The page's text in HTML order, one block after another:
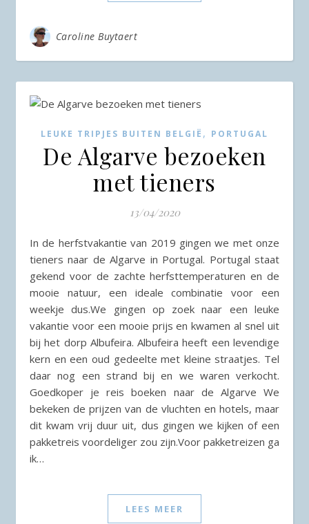
Caroline Buytaert
LEUKE TRIPJES BUITEN BELGIË , PORTUGAL
De Algarve bezoeken
met tieners
13/04/2020
In de herfstvakantie van 2019 gingen we met onze
tieners naar de Algarve in Portugal. Portugal staat
gekend voor de zachte herfsttemperaturen en de
mooie natuur, een ideale combinatie voor een
weekje dus.We gingen op zoek naar een leuke
vakantie voor een mooie prijs en kwamen al snel uit
bij het dorp Albufeira. Albufeira heeft een levendige
kern en een oud gedeelte met kleine straatjes. Tel
daar nog een strand bij en we waren verkocht.
Goedkoper je reis boeken naar de Algarve We
bekeken de prijzen van de vluchten en hotels, maar
dit kwam vrij duur uit, dus gingen we kijken of een
pakketreis voordeliger zou zijn.Voor pakketreizen ga
ik…
LEES MEER